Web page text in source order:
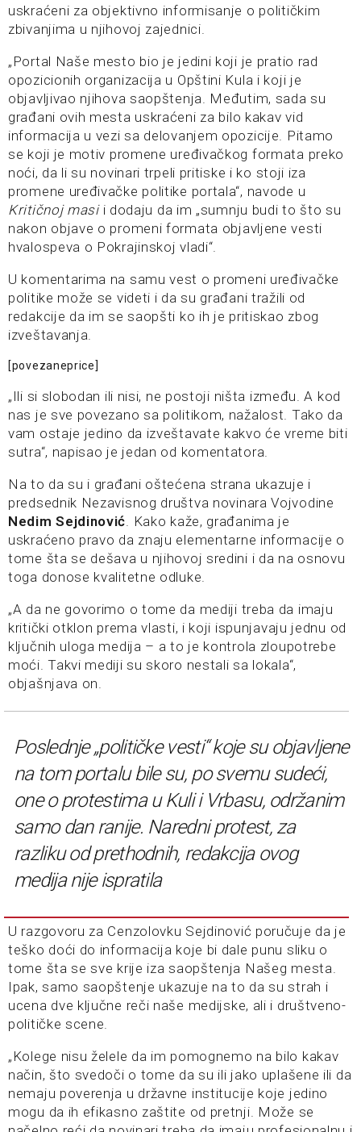
uskraćeni za objektivno informisanje o političkim
zbivanjima u njihovoj zajednici.
„Portal Naše mesto bio je jedini koji je pratio rad
opozicionih organizacija u Opštini Kula i koji je
objavljivao njihova saopštenja. Međutim, sada su
građani ovih mesta uskraćeni za bilo kakav vid
informacija u vezi sa delovanjem opozicije. Pitamo
se koji je motiv promene uređivačkog formata preko
noći, da li su novinari trpeli pritiske i ko stoji iza
promene uređivačke politike portala“, navode u
Kritičnoj masii dodaju da im „sumnju budi to što su
nakon objave o promeni formata objavljene vesti
hvalospeva o Pokrajinskoj vladi“.
U komentarima na samu vest o promeni uređivačke
politike može se videti i da su građani tražili od
redakcije da im se saopšti ko ih je pritiskao zbog
izveštavanja.
[povezaneprice]
„Ili si slobodan ili nisi, ne postoji ništa između. A kod
nas je sve povezano sa politikom, nažalost. Tako da
vam ostaje jedino da izveštavate kakvo će vreme biti
sutra“, napisao je jedan od komentatora.
Na to da su i građani oštećena strana ukazuje i
predsednik Nezavisnog društva novinara Vojvodine
Nedim Sejdinović . Kako kaže, građanima je
uskraćeno pravo da znaju elementarne informacije o
tome šta se dešava u njihovoj sredini i da na osnovu
toga donose kvalitetne odluke.
„A da ne govorimo o tome da mediji treba da imaju
kritički otklon prema vlasti, i koji ispunjavaju jednu od
ključnih uloga medija – a to je kontrola zloupotrebe
moći. Takvi mediji su skoro nestali sa lokala“,
objašnjava on.
Poslednje „političke vesti“ koje su objavljene
na tom portalu bile su, po svemu sudeći,
one o protestima u Kuli i Vrbasu, održanim
samo dan ranije. Naredni protest, za
razliku od prethodnih, redakcija ovog
medija nije ispratila
U razgovoru za Cenzolovku Sejdinović poručuje da je
teško doći do informacija koje bi dale punu sliku o
tome šta se sve krije iza saopštenja Našeg mesta.
Ipak, samo saopštenje ukazuje na to da su strah i
ucena dve ključne reči naše medijske, ali i društveno-
političke scene.
„Kolege nisu želele da im pomognemo na bilo kakav
način, što svedoči o tome da su ili jako uplašene ili da
nemaju poverenja u državne institucije koje jedino
mogu da ih efikasno zaštite od pretnji. Može se